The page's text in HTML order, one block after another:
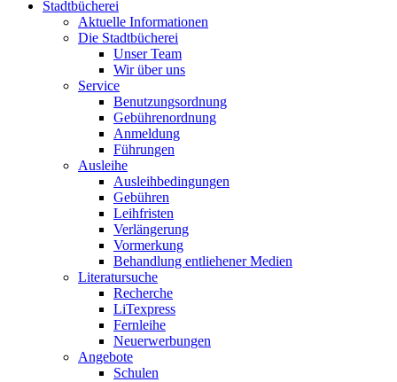
Stadtbücherei
Aktuelle Informationen
Die Stadtbücherei
Unser Team
Wir über uns
Service
Benutzungsordnung
Gebührenordnung
Anmeldung
Führungen
Ausleihe
Ausleihbedingungen
Gebühren
Leihfristen
Verlängerung
Vormerkung
Behandlung entliehener Medien
Literatursuche
Recherche
LiTexpress
Fernleihe
Neuerwerbungen
Angebote
Schulen